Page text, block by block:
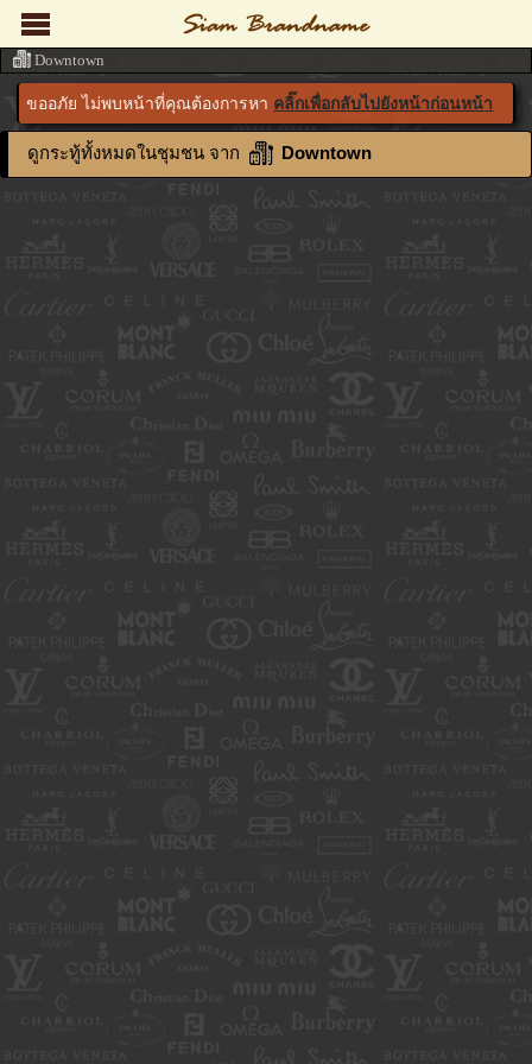
ขออภัย ไม่พบหน้าที่คุณต้องการหา คลิ๊กเพื่อกลับไปยังหน้าก่อนหน้า
ดูกระทู้ทั้งหมดในชุมชน จาก Downtown
Downtown